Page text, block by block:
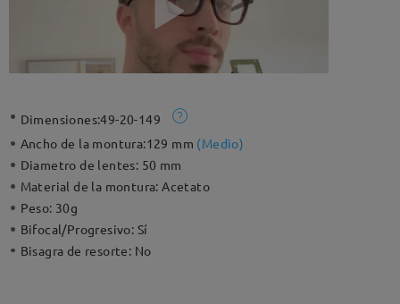
Dimensiones:49-20-149
Ancho de la montura:129 mm (Medio)
Diametro de lentes: 50 mm
Material de la montura:Acetato
Peso: 30g
Bifocal/Progresivo: Sí
Bisagra de resorte: No